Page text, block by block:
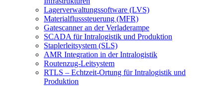
Lagerverwaltungssoftware (LVS)
Materialflusssteuerung (MFR)
Gatescanner an der Verladerampe
SCADA für Intralogistik und Produktion
Staplerleitsystem (SLS)
AMR Integration in der Intralogistik
Routenzug-Leitsystem
RTLS – Echtzeit-Ortung für Intralogistik und
Produktion